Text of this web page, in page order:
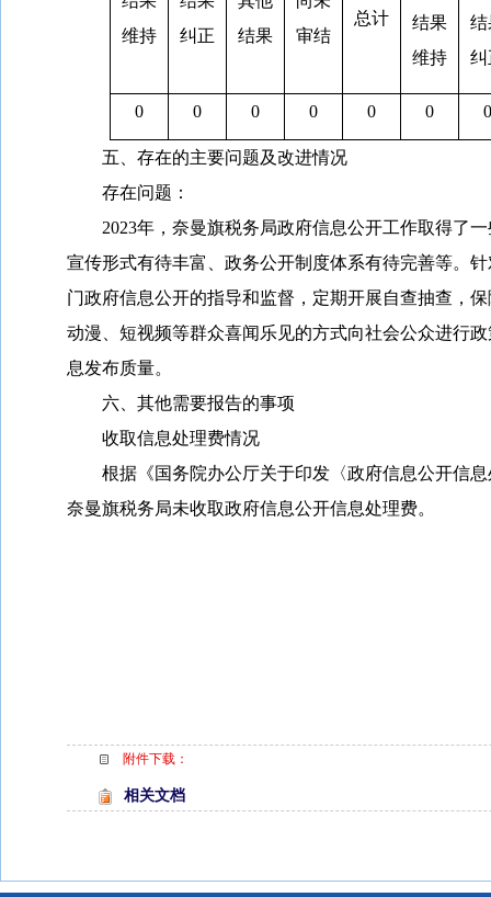
维持
纠正
结果
审结
总计
结果
维持
结
纠
0 0 0 0 0 0 0
五、存在的主要问题及改进情况
存在问题：
2023年，奈曼旗税务局政府信息公开工作取得了
宣传形式有待丰富、政务公开制度体系有待完善等。
门政府信息公开的指导和监督，定期开展自查抽查，
动漫、短视频等群众喜闻乐见的方式向社会公众进行
息发布质量。
六、其他需要报告的事项
收取信息处理费情况
根据《国务院办公厅关于印发〈政府信息公开信
奈曼旗税务局未收取政府信息公开信息处理费。
附件下载：
相关文档